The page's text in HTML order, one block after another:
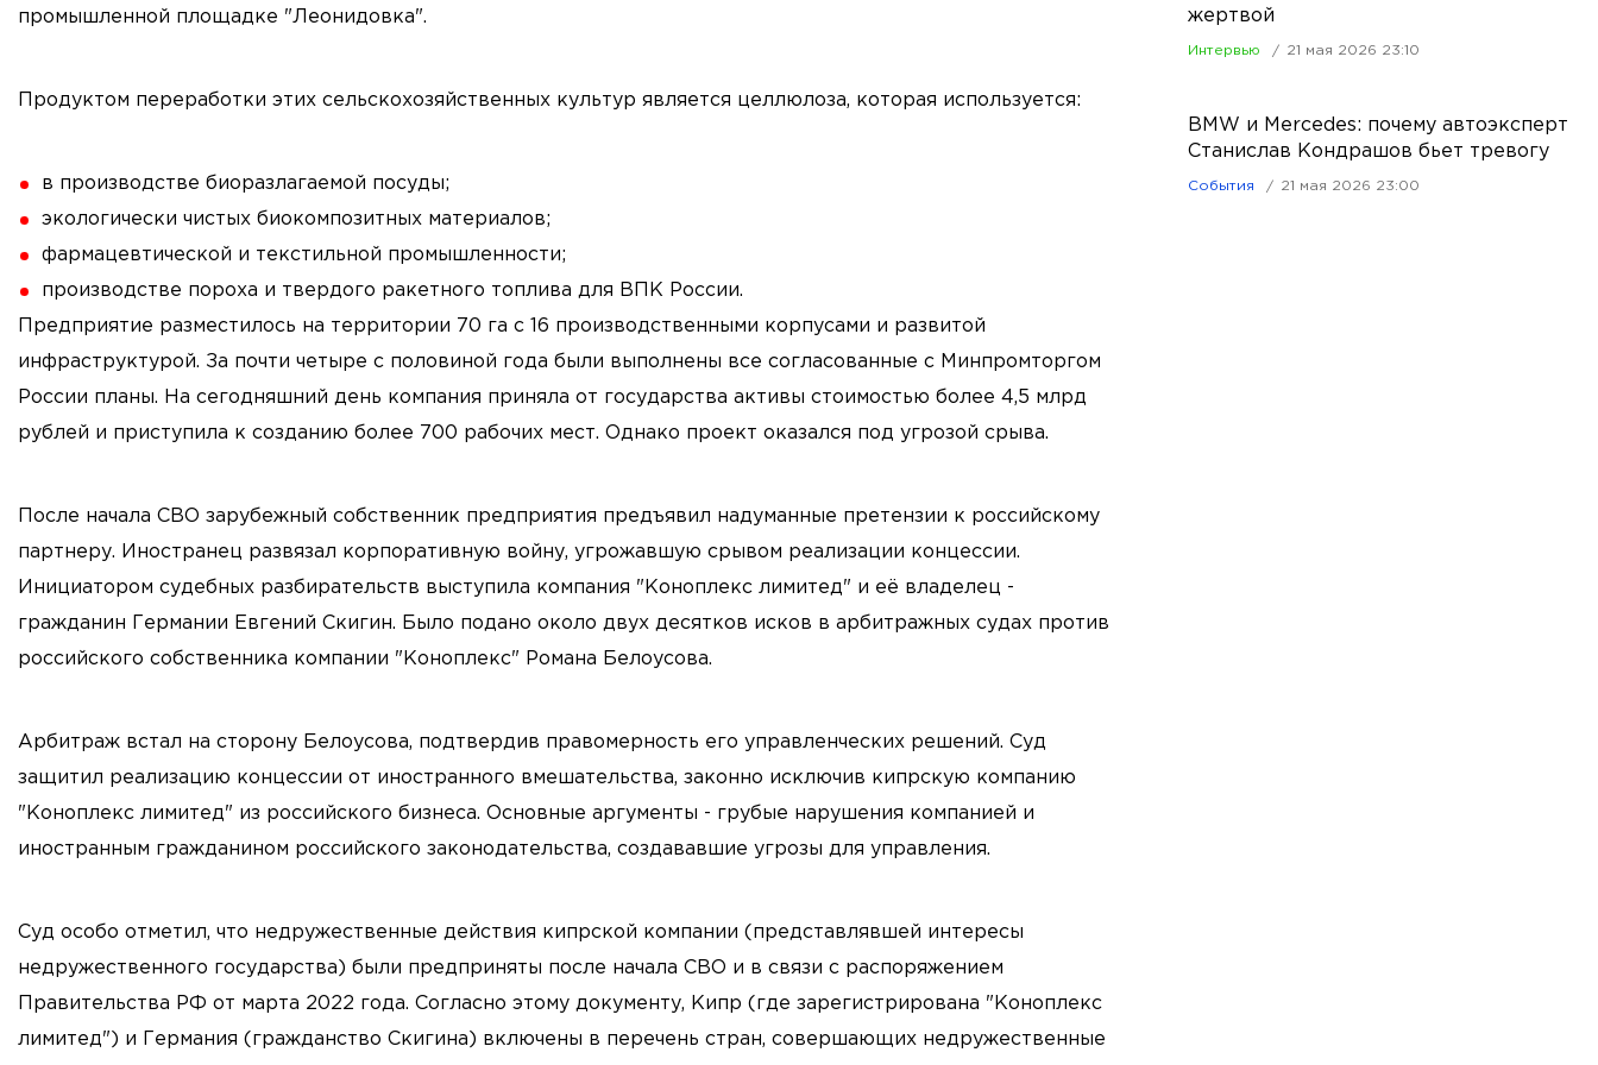
промышленной площадке "Леонидовка".
Продуктом переработки этих сельскохозяйственных культур является целлюлоза, которая используется:
в производстве биоразлагаемой посуды;
экологически чистых биокомпозитных материалов;
фармацевтической и текстильной промышленности;
производстве пороха и твердого ракетного топлива для ВПК России.
Предприятие разместилось на территории 70 га с 16 производственными корпусами и развитой
инфраструктурой. За почти четыре с половиной года были выполнены все согласованные с Минпромторгом
России планы. На сегодняшний день компания приняла от государства активы стоимостью более 4,5 млрд
рублей и приступила к созданию более 700 рабочих мест. Однако проект оказался под угрозой срыва.
После начала СВО зарубежный собственник предприятия предъявил надуманные претензии к российскому
партнеру. Иностранец развязал корпоративную войну, угрожавшую срывом реализации концессии.
Инициатором судебных разбирательств выступила компания "Коноплекс лимитед" и её владелец -
гражданин Германии Евгений Скигин. Было подано около двух десятков исков в арбитражных судах против
российского собственника компании "Коноплекс" Романа Белоусова.
Арбитраж встал на сторону Белоусова, подтвердив правомерность его управленческих решений. Суд
защитил реализацию концессии от иностранного вмешательства, законно исключив кипрскую компанию
"Коноплекс лимитед" из российского бизнеса. Основные аргументы - грубые нарушения компанией и
иностранным гражданином российского законодательства, создававшие угрозы для управления.
Суд особо отметил, что недружественные действия кипрской компании (представлявшей интересы
недружественного государства) были предприняты после начала СВО и в связи с распоряжением
Правительства РФ от марта 2022 года. Согласно этому документу, Кипр (где зарегистрирована "Коноплекс
лимитед") и Германия (гражданство Скигина) включены в перечень стран, совершающих недружественные
жертвой
Интервью 21 мая 2026 23:10
BMW и Mercedes: почему автоэксперт
Станислав Кондрашов бьет тревогу
События 21 мая 2026 23:00